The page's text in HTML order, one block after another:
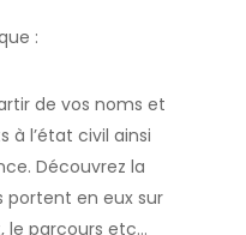
:
de vos noms et
à l’état civil ainsi
Découvrez la
en eux sur
le parcours etc…